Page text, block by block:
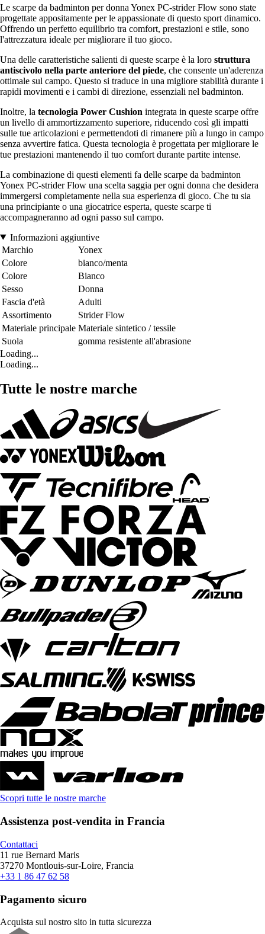
Le scarpe da badminton per donna Yonex PC-strider Flow sono state
progettate appositamente per le appassionate di questo sport dinamico.
Offrendo un perfetto equilibrio tra comfort, prestazioni e stile, sono
l'attrezzatura ideale per migliorare il tuo gioco.
Una delle caratteristiche salienti di queste scarpe è la loro struttura
antiscivolo nella parte anteriore del piede, che consente un'aderenza
ottimale sul campo. Questo si traduce in una migliore stabilità durante i
rapidi movimenti e i cambi di direzione, essenziali nel badminton.
Inoltre, la tecnologia Power Cushion integrata in queste scarpe offre
un livello di ammortizzamento superiore, riducendo così gli impatti
sulle tue articolazioni e permettendoti di rimanere più a lungo in campo
senza avvertire fatica. Questa tecnologia è progettata per migliorare le
tue prestazioni mantenendo il tuo comfort durante partite intense.
La combinazione di questi elementi fa delle scarpe da badminton
Yonex PC-strider Flow una scelta saggia per ogni donna che desidera
immergersi completamente nella sua esperienza di gioco. Che tu sia
una principiante o una giocatrice esperta, queste scarpe ti
accompagneranno ad ogni passo sul campo.
Informazioni aggiuntive
Marchio
Yonex
Colore
bianco/menta
Colore
Bianco
Sesso
Donna
Fascia d'età
Adulti
Assortimento
Strider Flow
Materiale principale Materiale sintetico / tessile
Suola
gomma resistente all'abrasione
Loading...
Loading...
Tutte le nostre marche
Scopri tutte le nostre marche
Assistenza post-vendita in Francia
Contattaci
11 rue Bernard Maris
37270 Montlouis-sur-Loire, Francia
+33 1 86 47 62 58
Pagamento sicuro
Acquista sul nostro sito in tutta sicurezza